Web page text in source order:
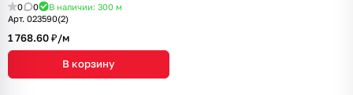
0 0 В наличии: 300 м
Арт. 023590(2)
1 768.60 ₽/м
В корзину